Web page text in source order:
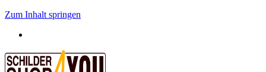
Zum Inhalt springen